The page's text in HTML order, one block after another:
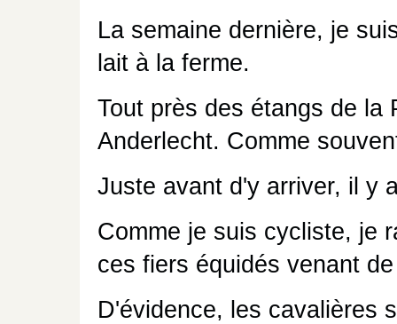
La semaine dernière, je
lait à la ferme.
Tout près des étangs de la
Anderlecht. Comme
Juste avant d'y arriver, il y
Comme je suis cycliste, je
ces fiers équidés venant
D'évidence, les cavalières